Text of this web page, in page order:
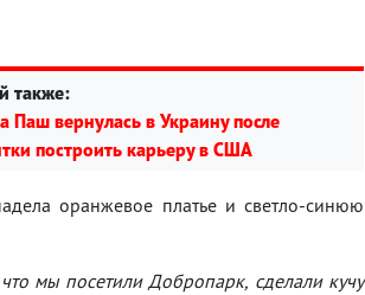
также:
Паш вернулась в Украину после
построить карьеру в США
оранжевое платье и светло-синюю
мы посетили Добропарк, сделали кучу